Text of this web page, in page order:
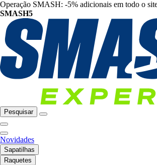
Operação SMASH: -5% adicionais em todo o
SMASH5
Pesquisar
Novidades
Sapatilhas
Raquetes